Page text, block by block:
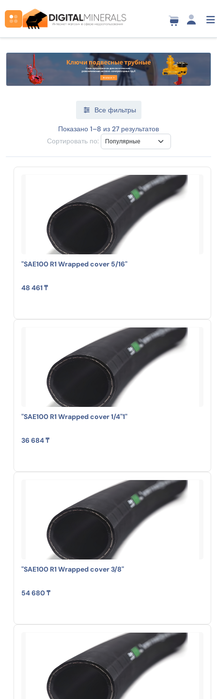
Все фильтры
Показано 1–8 из 27 результатов
Сортировать по:
"SAE100 R1 Wrapped cover 5/16"
48 461 ₸
"SAE100 R1 Wrapped cover 1/4"1"
36 684 ₸
"SAE100 R1 Wrapped cover 3/8"
54 680 ₸